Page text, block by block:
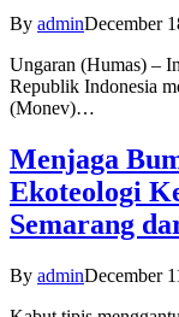
By adminDecember
Ungaran (Humas) –
Republik Indonesia
(Monev)…
Menjaga
Ekoteologi
Semarang
By adminDecember